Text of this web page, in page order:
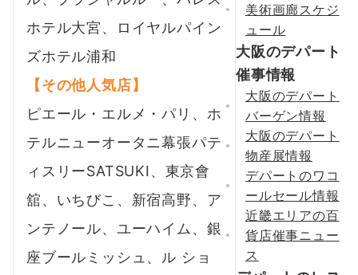
ホテル大宮、ロイヤルパイン
ズホテル浦和
【その他人気店】
ピエール・エルメ・パリ、ホ
テルニューオータニ幕張パテ
ィスリーSATSUKI、東京會
舘、いちびこ、新宿高野、ア
ンテノール、ユーハイム、銀
座ブールミッシュ、ル ショ
美術画廊スケジ
ュール
大阪のデパート
催事情報
大阪のデパート
バーゲン情報
大阪のデパート
物産展情報
デパートのワコ
ールセール情報
近畿エリアの百
貨店催事ニュー
ス